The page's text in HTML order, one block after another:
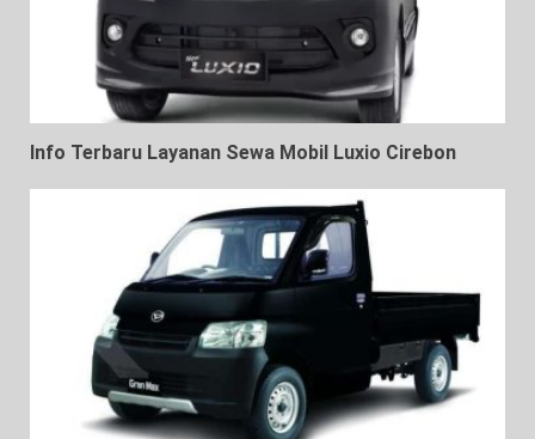
Info Terbaru Layanan Sewa Mobil Luxio Cirebon